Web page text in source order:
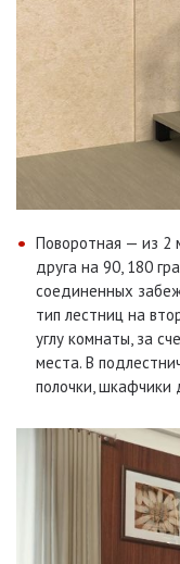
Поворотная — из 2
друга на 90, 180
соединенных
тип лестниц на
углу комнаты, за
места. В
полочки,